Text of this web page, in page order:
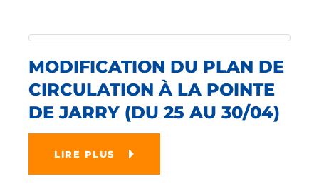
MODIFICATION DU PLAN DE
CIRCULATION À LA POINTE
DE JARRY (DU 25 AU 30/04)
LIRE PLUS